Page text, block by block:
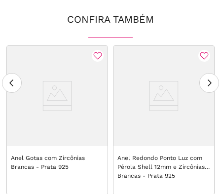
CONFIRA TAMBÉM
Anel Gotas com Zircônias
Brancas - Prata 925
Anel Redondo Ponto Luz com
Pérola Shell 12mm e Zircônias
Brancas - Prata 925